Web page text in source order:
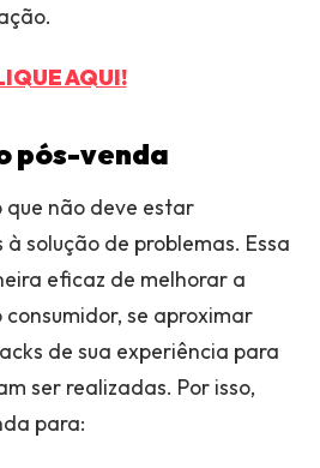
AQUI!
pós-venda
não deve estar
solução de problemas. Essa
eficaz de melhorar a
se aproximar
de sua experiência para
ser realizadas. Por isso,
para: